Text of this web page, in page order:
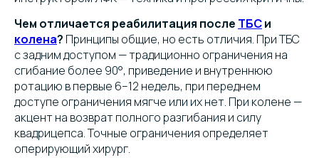
Чем отличается реабилитация после ТБСи
колена? Принципы общие, но есть отличия. При ТБС
с задним доступом — традиционно ограничения на
сгибание более 90°, приведение и внутреннюю
ротацию в первые 6–12 недель, при переднем
доступе ограничения мягче или их нет. При колене —
акцент на возврат полного разгибания и силу
квадрицепса. Точные ограничения определяет
оперирующий хирург.